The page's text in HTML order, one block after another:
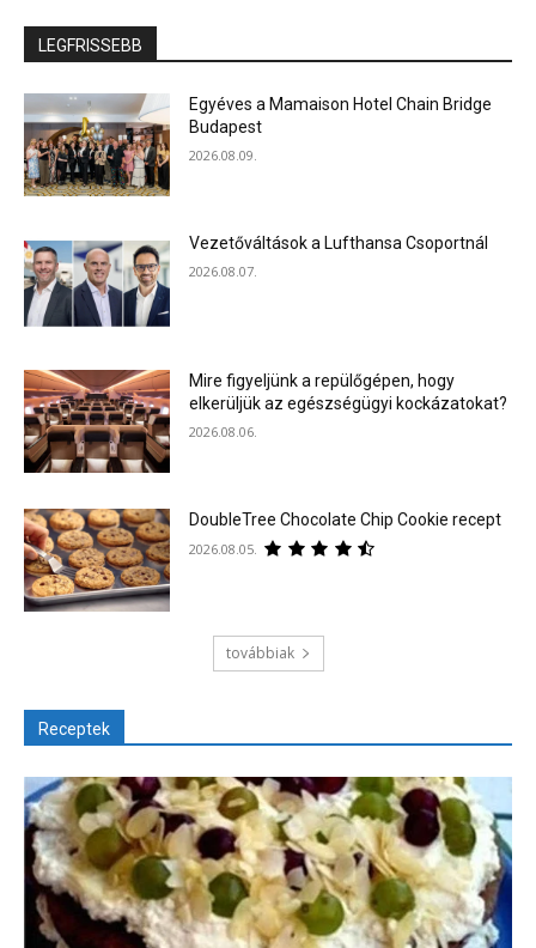
LEGFRISSEBB
Egyéves a Mamaison Hotel Chain Bridge
Budapest
2026.08.09.
Vezetőváltások a Lufthansa Csoportnál
2026.08.07.
Mire figyeljünk a repülőgépen, hogy
elkerüljük az egészségügyi kockázatokat?
2026.08.06.
DoubleTree Chocolate Chip Cookie recept
2026.08.05.
továbbiak
Receptek